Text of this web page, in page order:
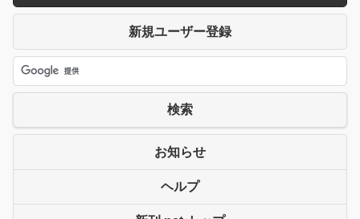
新規ユーザー登録
検索
お知らせ
ヘルプ